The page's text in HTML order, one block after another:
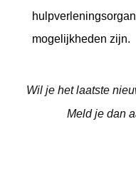
mogelijkheden zijn.
Wil je het laatste
Meld je dan